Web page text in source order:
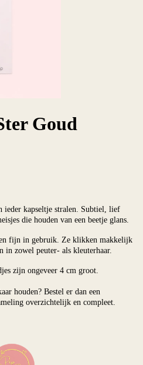
Goud
ieder kapseltje stralen. Subtiel, lief
die houden van een beetje glans.
fijn in gebruik. Ze klikken makkelijk
in zowel peuter- als kleuterhaar.
zijn ongeveer 4 cm groot.
houden? Bestel er dan een
overzichtelijk en compleet.